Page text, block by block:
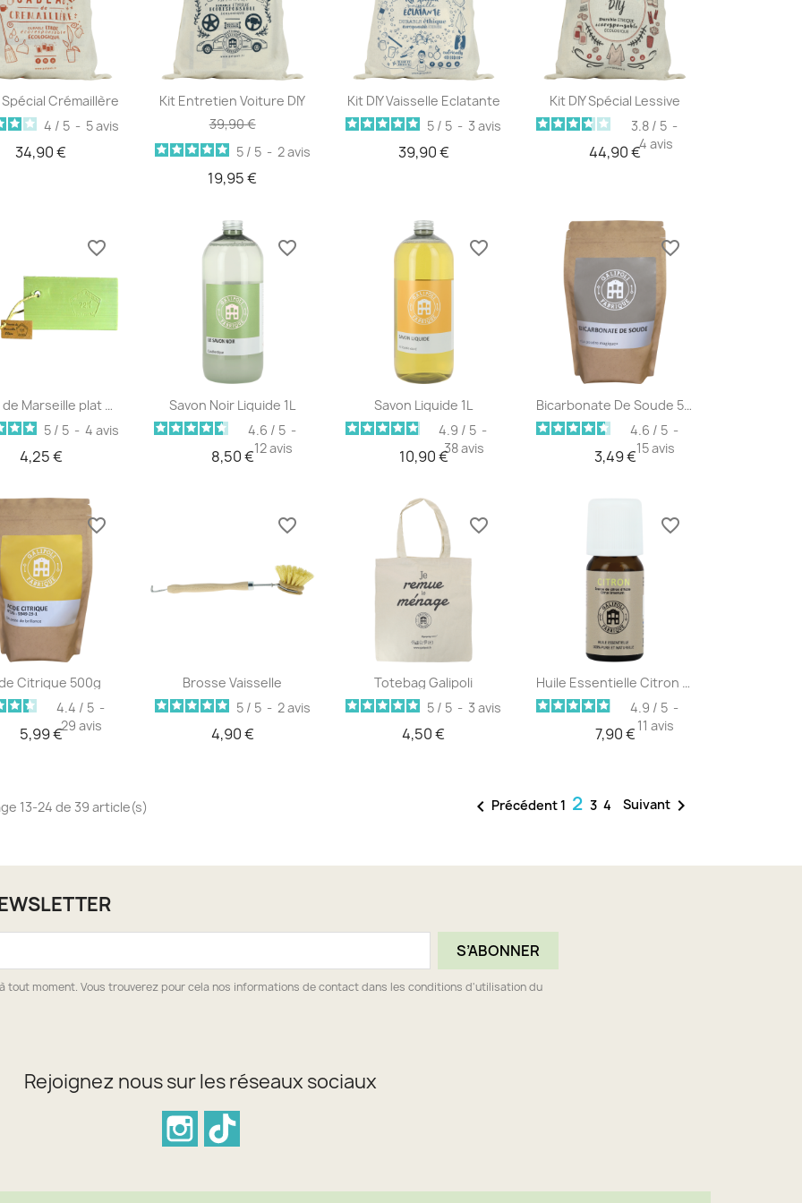
Aperçu rapide
Spécial Crémaillère
4 / 5 - 5avis
34,90 €
Aperçu rapide
Kit Entretien Voiture DIY
39,90 €
5 / 5 - 2avis
19,95 €
Aperçu rapide
Kit DIY Vaisselle Eclatante
5 / 5 - 3avis
39,90 €
Aperçu rapide
Kit DIY Spécial Lessive
3.8 / 5 -
4 avis
44,90 €
Aperçu rapide Savon de Marseille plat 210g
5 / 5 - 4avis
4,25 €
favorite_border
Aperçu rapide
Savon Noir Liquide 1L
4.6 / 5 -
12avis
8,50 €
favorite_border
Aperçu rapide
Savon Liquide 1L
4.9 / 5 -
38avis
10,90 €
favorite_border
Aperçu rapide
Bicarbonate De Soude 500g
4.6 / 5 -
15avis
3,49 €
favorite_border
Aperçu rapide
Citrique 500g
4.4 / 5 -
29avis
5,99 €
favorite_border
Aperçu rapide
Brosse Vaisselle
5 / 5 - 2avis
4,90 €
favorite_border
Aperçu rapide
Totebag Galipoli
5 / 5 - 3avis
4,50 €
favorite_border
Aperçu rapide Huile Essentielle Citron 10ml
4.9 / 5 -
11avis
7,90 €
favorite_border
13-24 de 39 article(s)  Précédent1 2 3 4 Suivant
tout moment. Vous trouverez pour cela nos informations de contact dans les conditions d'utilisation du
Rejoignez nous sur les réseaux sociaux
Instagram